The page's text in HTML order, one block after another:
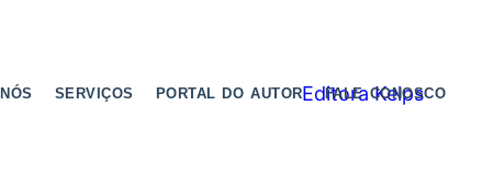
SERVIÇOS PORTAL DO AUTOR FALE CONOSCO